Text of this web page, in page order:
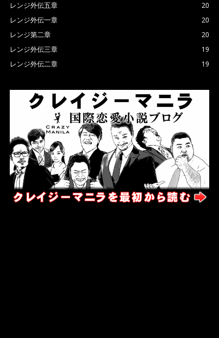
レンジ外伝五章
20
レンジ外伝一章
20
レンジ第二章
20
レンジ外伝三章
19
レンジ外伝二章
19